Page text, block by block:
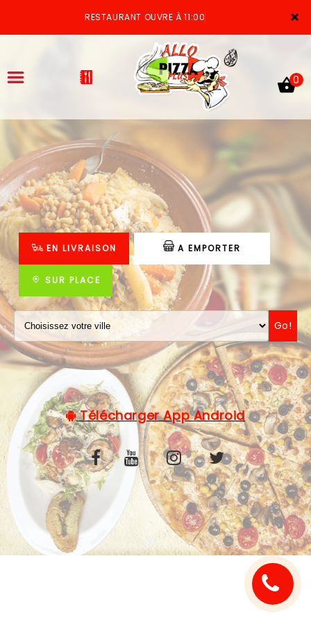
×
RESTAURANT OUVRE À 11:00
ACCUEIL
LA CARTE
VOTRE COMPTE
NOTRE RESTAURANT
VOS AVIS
MENTIONS LÉGALES
0
EN LIVRAISON A EMPORTER
SUR PLACE
Go!
Télécharger App Android